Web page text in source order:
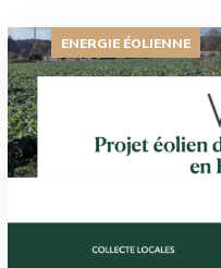
ENERGIE ÉOLIENNE